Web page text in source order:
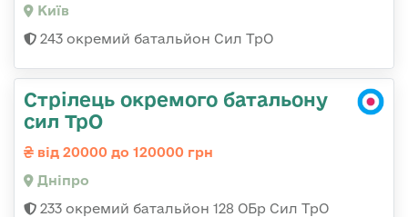
Київ
243 окремий батальйон Сил ТрО
Стрілець окремого батальону
сил ТрО
від 20000 до 120000 грн
Дніпро
233 окремий батальйон 128 ОБр Сил ТрО